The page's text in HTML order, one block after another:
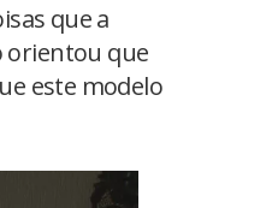
que a
orientou que
este modelo